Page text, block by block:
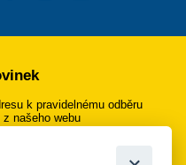
k pravidelnému odběru
našeho webu